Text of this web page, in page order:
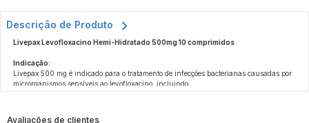
Descrição de Produto
Livepax Levofloxacino Hemi-Hidratado 500mg 10 comprimidos
Indicação:
Livepax 500 mg é indicado para o tratamento de infecções bacterianas causadas por
microrganismos sensíveis ao levofloxacino, incluindo:
Avaliações de clientes